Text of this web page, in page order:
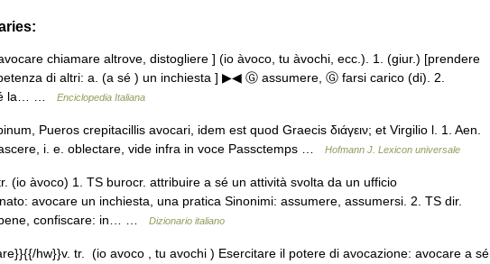
chiamare altrove, distogliere ] (io àvoco, tu àvochi, ecc.). 1. (giur.) [prendere
di altri: a. (a sé ) un inchiesta ] ▶◀ Ⓖ assumere, Ⓖ farsi carico (di). 2.
la… …
Enciclopedia Italiana
Pueros crepitacillis avocari, idem est quod Graecis διάγειν; et Virgilio l. 1. Aen.
i. e. oblectare, vide infra in voce Passctemps …
Hofmann J. Lexicon universale
(io àvoco) 1. TS burocr. attribuire a sé un attività svolta da un ufficio
avocare un inchiesta, una pratica Sinonimi: assumere, assumersi. 2. TS dir.
confiscare: in… …
Dizionario italiano
hw}}v. tr. (io avoco , tu avochi ) Esercitare il potere di avocazione: avocare a sé